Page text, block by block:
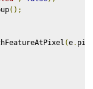
();
(e.